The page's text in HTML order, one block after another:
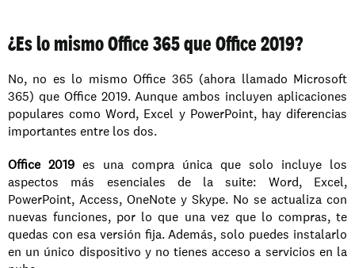
¿Es lo mismo Office 365 que Office 2019?
No, no es lo mismo Office 365 (ahora llamado Microsoft
365) que Office 2019. Aunque ambos incluyen aplicaciones
populares como Word, Excel y PowerPoint, hay diferencias
importantes entre los dos.
Office 2019 es una compra única que solo incluye los
aspectos más esenciales de la suite: Word, Excel,
PowerPoint, Access, OneNote y Skype. No se actualiza con
nuevas funciones, por lo que una vez que lo compras, te
quedas con esa versión fija. Además, solo puedes instalarlo
en un único dispositivo y no tienes acceso a servicios en la